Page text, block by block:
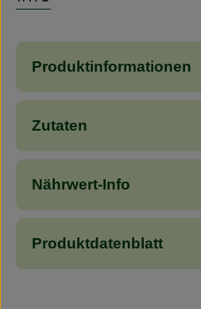
Produktinformationen
Zutaten
Nährwert-Info
Produktdatenblatt